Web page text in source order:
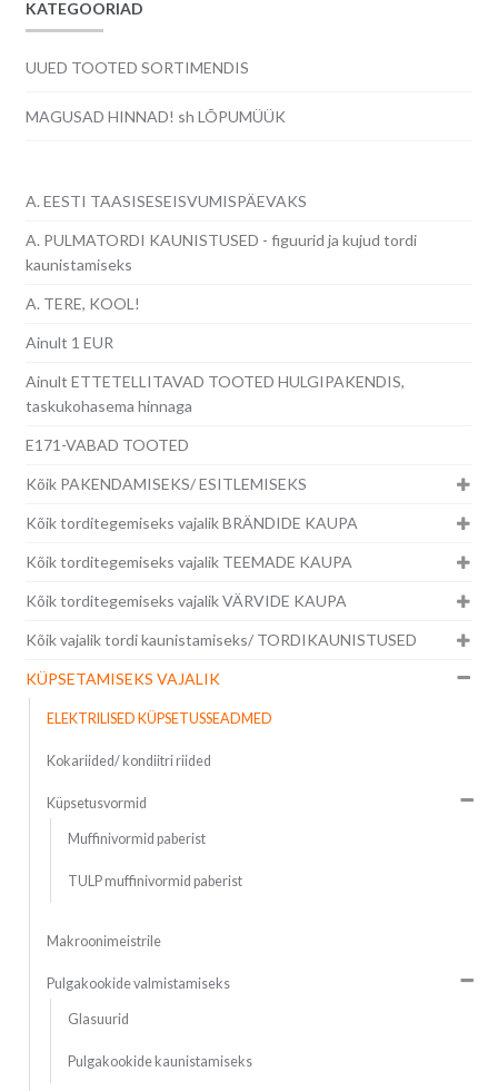
KATEGOORIAD
UUED TOOTED SORTIMENDIS
MAGUSAD HINNAD! sh LÕPUMÜÜK
A. EESTI TAASISESEISVUMISPÄEVAKS
A. PULMATORDI KAUNISTUSED - figuurid ja kujud tordi
kaunistamiseks
A. TERE, KOOL!
Ainult 1 EUR
Ainult ETTETELLITAVAD TOOTED HULGIPAKENDIS,
taskukohasema hinnaga
E171-VABAD TOOTED
Kõik PAKENDAMISEKS/ ESITLEMISEKS
Kõik torditegemiseks vajalik BRÄNDIDE KAUPA
Kõik torditegemiseks vajalik TEEMADE KAUPA
Kõik torditegemiseks vajalik VÄRVIDE KAUPA
Kõik vajalik tordi kaunistamiseks/ TORDIKAUNISTUSED
KÜPSETAMISEKS VAJALIK
ELEKTRILISED KÜPSETUSSEADMED
Kokariided/ kondiitri riided
Küpsetusvormid
Muffinivormid paberist
TULP muffinivormid paberist
Makroonimeistrile
Pulgakookide valmistamiseks
Glasuurid
Pulgakookide kaunistamiseks